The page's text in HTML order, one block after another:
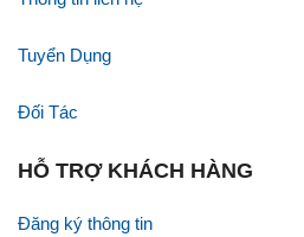
Tuyển Dụng
Đối Tác
HỖ TRỢ KHÁCH HÀNG
Đăng ký thông tin